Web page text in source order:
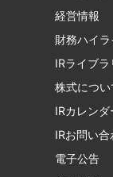
経営情報
財務ハイラ
IRライブラ
株式につい
IRカレンダ
IRお問い合
電子公告